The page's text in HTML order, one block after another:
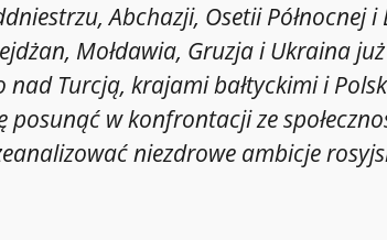
Abchazji, Osetii Północnej i
Mołdawia, Gruzja i Ukraina
nad Turcją, krajami bałtyckimi i
posunąć w konfrontacji ze
niezdrowe ambicje